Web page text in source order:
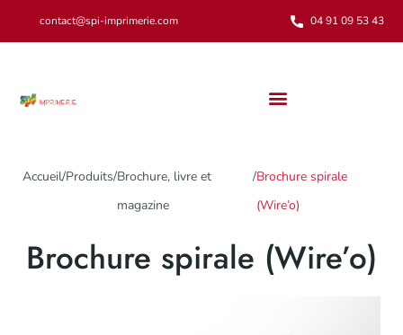
contact@spi-imprimerie.com 04 91 09 53 43
Accueil/Produits/Brochure, livre et
magazine
/Brochure spirale
(Wire’o)
Brochure spirale (Wire’o)